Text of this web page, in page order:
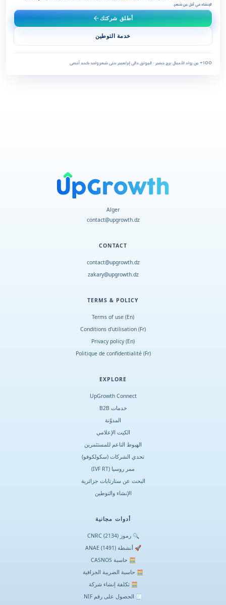
الإنشاء في أقل من شهر.
أطلق شركتك
خدمة التوطين
100+ من رواد الأعمال ·برج خضم · الموثق دالي إبراهيم·حتى شهر واحد كحد أقصى
Alger
contact@upgrowth.dz
CONTACT
contact@upgrowth.dz
zakary@upgrowth.dz
TERMS & POLICY
Terms of use (En)
Conditions d'utilisation (Fr)
Privacy policy (En)
Politique de confidentialité (Fr)
EXPLORE
UpGrowth Connect
خدمات B2B
المدوّنة
الكيت الإعلامي
الهبوط الناعم للمستثمرين
تحدي الشركات (سكولكوفو)
ممر روسيا (IVF RT)
البحث عن ستارتابات جزائرية
الإنشاء والتوطين
أدوات مجانية
🔍 رموز CNRC (2134)
🚀 أنشطة ANAE (1491)
🧮 حاسبة CASNOS
🧮 حاسبة الضريبة الجزافية
🧮 تكلفة إنشاء شركة
🧾 الحصول على رقم NIF